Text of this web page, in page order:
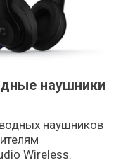
наушники
наушников
Wireless.